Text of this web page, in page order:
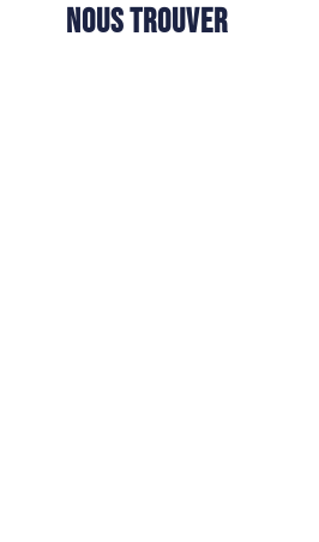
Nous trouver